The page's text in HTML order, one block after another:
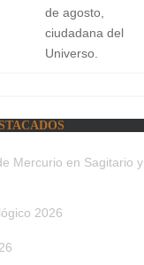
de agosto,
ciudadana del
Universo.
Mercurio en Sagitario y
2026